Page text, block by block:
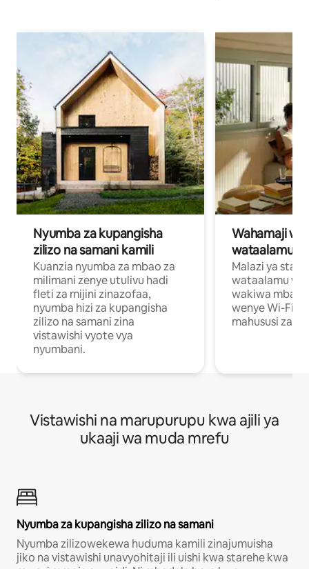
Nyumba za kupangisha
zilizo na samani kamili
Kuanzia nyumba za mbao za
milimani zenye utulivu hadi
fleti za mijini zinazofaa,
nyumba hizi za kupangisha
zilizo na samani zina
vistawishi vyote vya
nyumbani.
Wahamaji
wataalamu
Malazi ya
wataalamu
wakiwa mbali
wenye Wi-Fi
mahususi za
Vistawishi na marupurupu kwa ajili ya
ukaaji wa muda mrefu
Nyumba za kupangisha zilizo na samani
Nyumba zilizowekewa huduma kamili zinajumuisha
jiko na vistawishi unavyohitaji ili uishi kwa starehe kwa